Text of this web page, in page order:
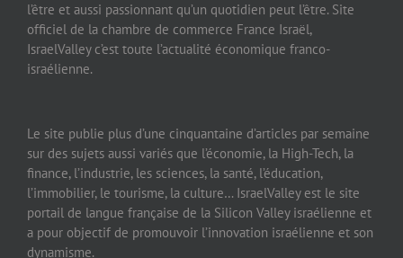
l’être et aussi passionnant qu’un quotidien peut l’être. Site
officiel de la chambre de commerce France Israël,
IsraelValley c’est toute l’actualité économique franco-
israélienne.
Le site publie plus d’une cinquantaine d’articles par semaine
sur des sujets aussi variés que l’économie, la High-Tech, la
finance, l’industrie, les sciences, la santé, l’éducation,
l’immobilier, le tourisme, la culture… IsraelValley est le site
portail de langue française de la Silicon Valley israélienne et
a pour objectif de promouvoir l’innovation israélienne et son
dynamisme.